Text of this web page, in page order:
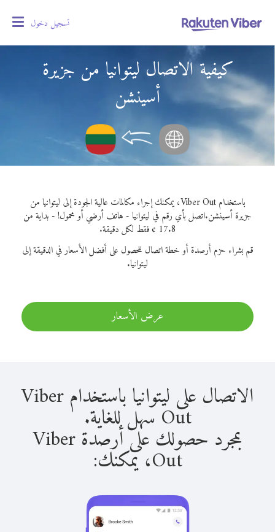
تسجيل دخول
كيفية الاتصال ليتوانيا من جزيرة
أسينشن
باستخدام Viber Out، يمكنك إجراء مكالمات عالية الجودة إلى ليتوانيا من
جزيرة أسينشن.اتصل بأي رقم في ليتوانيا - هاتف أرضي أو محمول! - بداية من
17.8 ¢ فقط لكل دقيقة.
قم بشراء حزم أرصدة أو خطة اتصال للحصول على أفضل الأسعار في الدقيقة إلى
ليتوانيا.
عرض الأسعار
الاتصال على ليتوانيا باستخدام Viber
Out سهل للغاية.
بمجرد حصولك على أرصدة Viber
Out، يمكنك: